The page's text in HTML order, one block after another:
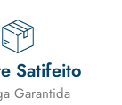
Satifeito
Garantida